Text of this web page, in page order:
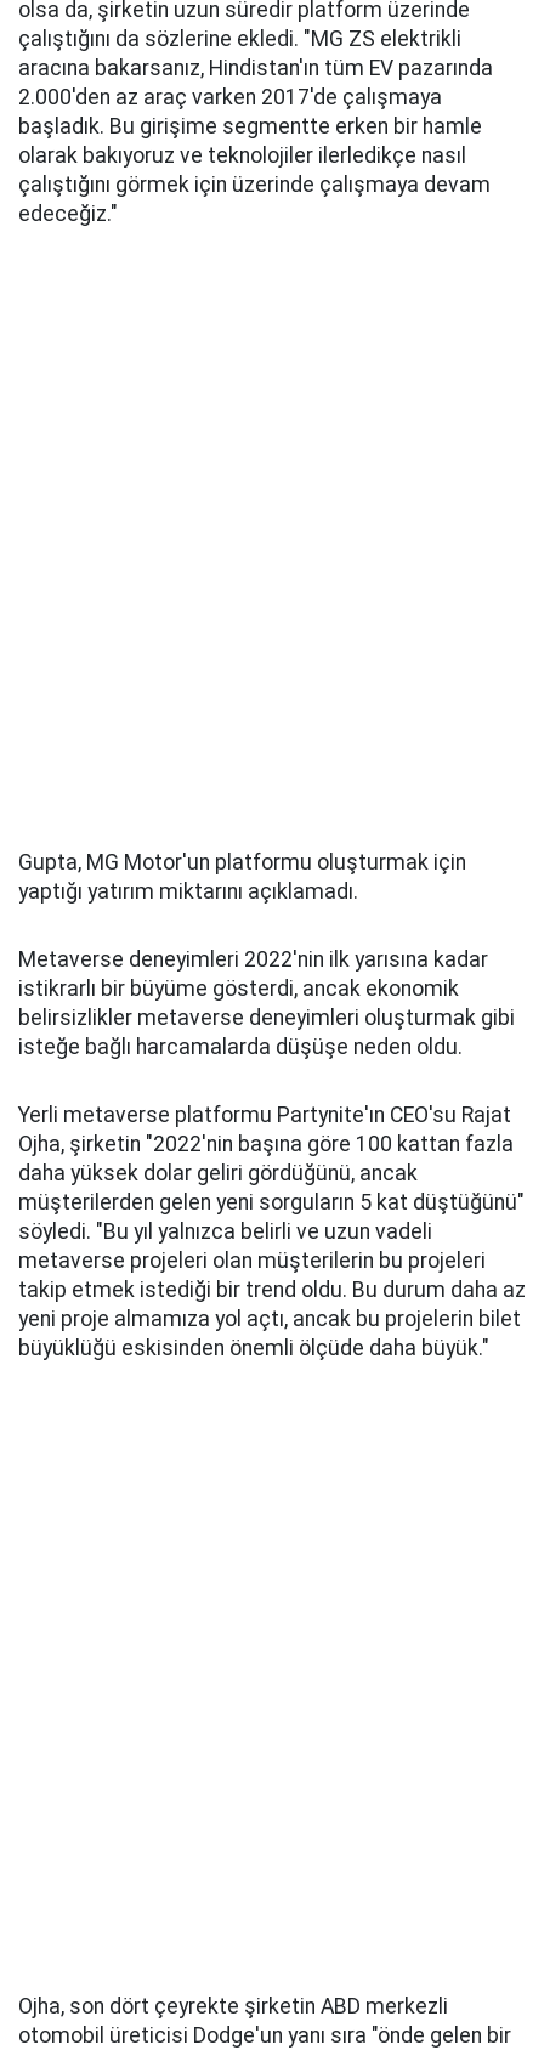
olsa da, şirketin uzun süredir platform üzerinde
çalıştığını da sözlerine ekledi. "MG ZS elektrikli
aracına bakarsanız, Hindistan'ın tüm EV pazarında
2.000'den az araç varken 2017'de çalışmaya
başladık. Bu girişime segmentte erken bir hamle
olarak bakıyoruz ve teknolojiler ilerledikçe nasıl
çalıştığını görmek için üzerinde çalışmaya devam
edeceğiz."
Gupta, MG Motor'un platformu oluşturmak için
yaptığı yatırım miktarını açıklamadı.
Metaverse deneyimleri 2022'nin ilk yarısına kadar
istikrarlı bir büyüme gösterdi, ancak ekonomik
belirsizlikler metaverse deneyimleri oluşturmak gibi
isteğe bağlı harcamalarda düşüşe neden oldu.
Yerli metaverse platformu Partynite'ın CEO'su Rajat
Ojha, şirketin "2022'nin başına göre 100 kattan fazla
daha yüksek dolar geliri gördüğünü, ancak
müşterilerden gelen yeni sorguların 5 kat düştüğünü"
söyledi. "Bu yıl yalnızca belirli ve uzun vadeli
metaverse projeleri olan müşterilerin bu projeleri
takip etmek istediği bir trend oldu. Bu durum daha az
yeni proje almamıza yol açtı, ancak bu projelerin bilet
büyüklüğü eskisinden önemli ölçüde daha büyük."
Ojha, son dört çeyrekte şirketin ABD merkezli
otomobil üreticisi Dodge'un yanı sıra "önde gelen bir